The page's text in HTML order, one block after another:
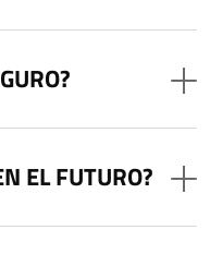
EL FUTURO?